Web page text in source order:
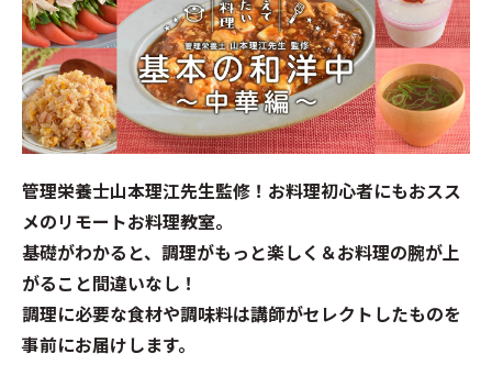
管理栄養士山本理江先生監修！お料理初心者にもおスス
メのリモートお料理教室。
基礎がわかると、調理がもっと楽しく＆お料理の腕が上
がること間違いなし！
調理に必要な食材や調味料は講師がセレクトしたものを
事前にお届けします。